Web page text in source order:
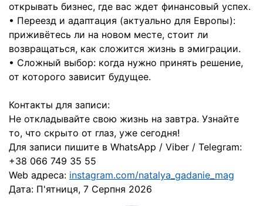
открывать бизнес, где вас ждет финансовый успех.
• Переезд и адаптация (актуально для Европы):
приживётесь ли на новом месте, стоит ли
возвращаться, как сложится жизнь в эмиграции.
• Сложный выбор: когда нужно принять решение,
от которого зависит будущее.
Контакты для записи:
Не откладывайте свою жизнь на завтра. Узнайте
то, что скрыто от глаз, уже сегодня!
Для записи пишите в WhatsApp / Viber / Telegram:
+38 066 749 35 55
Web адреса: instagram.com/natalya_gadanie_mag
Дата: П'ятниця, 7 Серпня 2026